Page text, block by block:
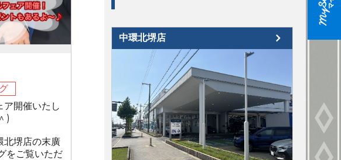
ア開催いたし
)
北堺店の末廣
をご覧いただ
中環北堺店